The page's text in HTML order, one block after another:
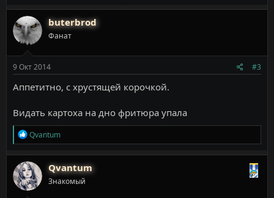
buterbrod
Фанат
9 Окт 2014 #3
Аппетитно, с хрустящей корочкой.
Видать картоха на дно фритюра упала
Р
е
а
к
ц
и
и
Qvantum
Qvantum
Знакомый